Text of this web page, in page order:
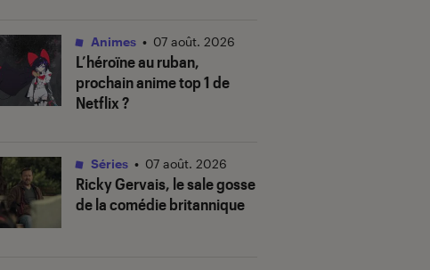
L’héroïne au ruban,
prochain anime top 1 de
Netflix ?
Animes • 07 août. 2026
Ricky Gervais, le sale gosse
de la comédie britannique
Séries • 07 août. 2026